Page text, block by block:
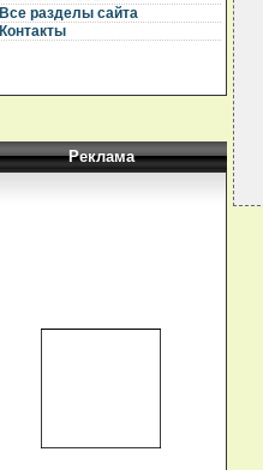
Все разделы сайта
Контакты
Реклама